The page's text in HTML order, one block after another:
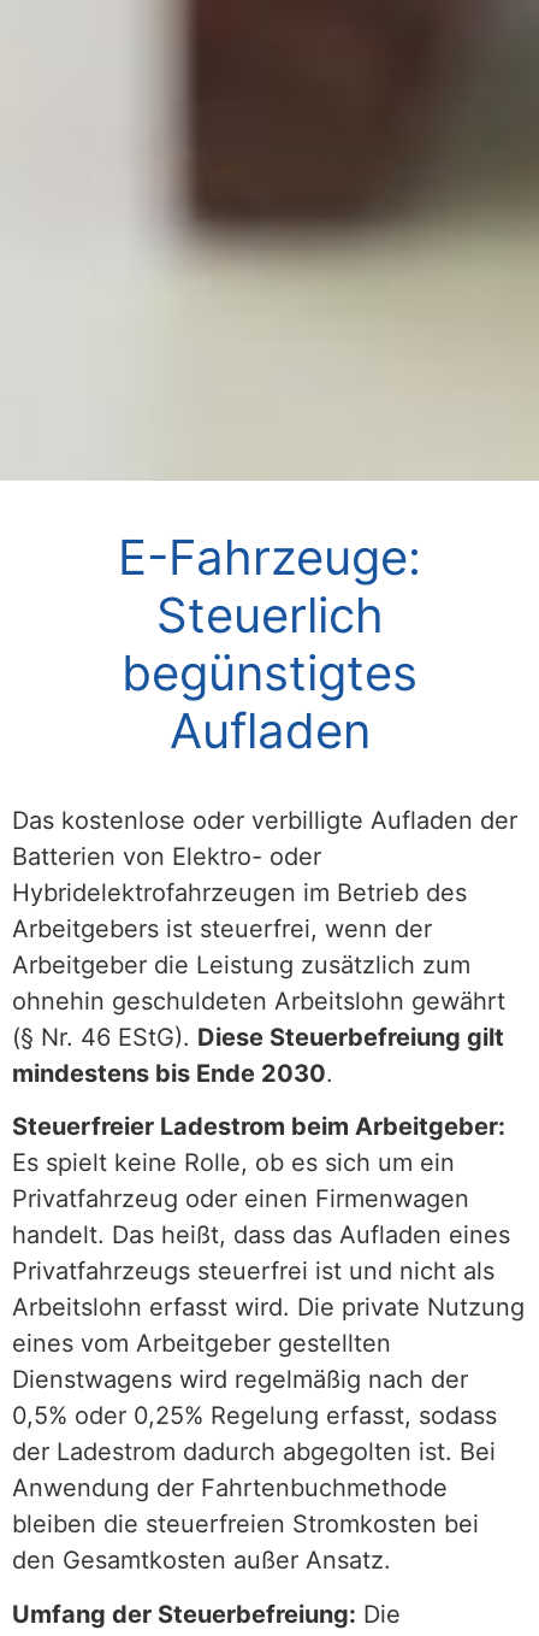
E-Fahrzeuge:
Steuerlich
begünstigtes
Aufladen
Das kostenlose oder verbilligte Aufladen der
Batterien von Elektro- oder
Hybridelektrofahrzeugen im Betrieb des
Arbeitgebers ist steuerfrei, wenn der
Arbeitgeber die Leistung zusätzlich zum
ohnehin geschuldeten Arbeitslohn gewährt
(§ Nr. 46 EStG). Diese Steuerbefreiung gilt
mindestens bis Ende 2030.
Steuerfreier Ladestrom beim Arbeitgeber:
Es spielt keine Rolle, ob es sich um ein
Privatfahrzeug oder einen Firmenwagen
handelt. Das heißt, dass das Aufladen eines
Privatfahrzeugs steuerfrei ist und nicht als
Arbeitslohn erfasst wird. Die private Nutzung
eines vom Arbeitgeber gestellten
Dienstwagens wird regelmäßig nach der
0,5% oder 0,25% Regelung erfasst, sodass
der Ladestrom dadurch abgegolten ist. Bei
Anwendung der Fahrtenbuchmethode
bleiben die steuerfreien Stromkosten bei
den Gesamtkosten außer Ansatz.
Umfang der Steuerbefreiung: Die